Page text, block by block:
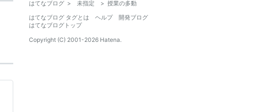
はてなブログ > 未指定 > 授業の多動
はてなブログ タグとは
ヘルプ
開発ブログ
はてなブログトップ
Copyright (C) 2001-2026 Hatena.